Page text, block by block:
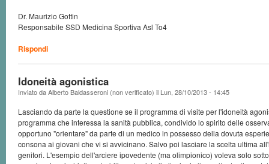
Dr. Maurizio Gottin
Responsabile SSD Medicina Sportiva Asl To4
Rispondi
Idoneità agonistica
Inviato daAlberto Baldasseroni (non verificato) il Lun, 28/10/2013 - 14:45
Lasciando da parte la questione se il programma di visite per l'idoneità
programma che interessa la sanità pubblica, condivido lo spirito delle
opportuno "orientare" da parte di un medico in possesso della dovuta
consona ai giovani che vi si avvicinano. Salvo poi lasciare la scelta ultima
genitori. L'esempio dell'arciere ipovedente (ma olimpionico) voleva solo